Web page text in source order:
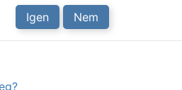
Igen Nem